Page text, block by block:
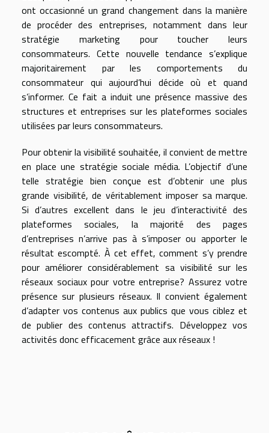
ont occasionné un grand changement dans la manière
de procéder des entreprises, notamment dans leur
stratégie marketing pour toucher leurs
consommateurs. Cette nouvelle tendance s’explique
majoritairement par les comportements du
consommateur qui aujourd’hui décide où et quand
s’informer. Ce fait a induit une présence massive des
structures et entreprises sur les plateformes sociales
utilisées par leurs consommateurs.
Pour obtenir la visibilité souhaitée, il convient de mettre
en place une stratégie sociale média. L’objectif d’une
telle stratégie bien conçue est d’obtenir une plus
grande visibilité, de véritablement imposer sa marque.
Si d’autres excellent dans le jeu d’interactivité des
plateformes sociales, la majorité des pages
d’entreprises n’arrive pas à s’imposer ou apporter le
résultat escompté. À cet effet, comment s’y prendre
pour améliorer considérablement sa visibilité sur les
réseaux sociaux pour votre entreprise? Assurez votre
présence sur plusieurs réseaux. Il convient également
d’adapter vos contenus aux publics que vous ciblez et
de publier des contenus attractifs. Développez vos
activités donc efficacement grâce aux réseaux !